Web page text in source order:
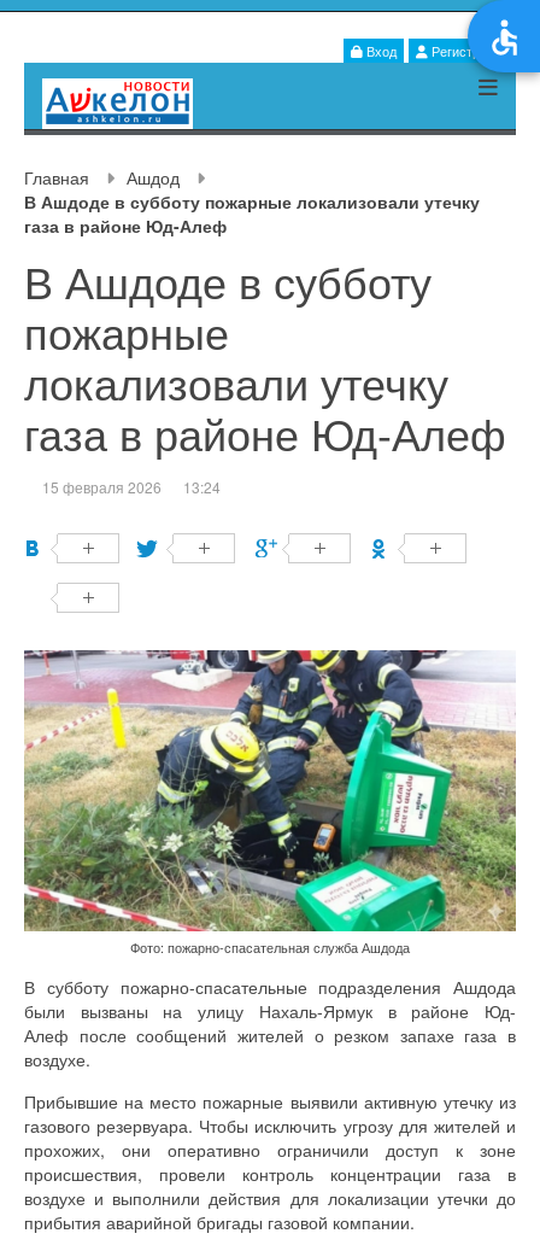
Вход Регистрация
Главная
Ашдод
В Ашдоде в субботу пожарные локализовали утечку
газа в районе Юд-Алеф
В Ашдоде в субботу
пожарные
локализовали утечку
газа в районе Юд-Алеф
15 февраля 2026 13:24
Фото: пожарно-спасательная служба Ашдода
В субботу пожарно-спасательные подразделения Ашдода
были вызваны на улицу Нахаль-Ярмук в районе Юд-
Алеф после сообщений жителей о резком запахе газа в
воздухе.
Прибывшие на место пожарные выявили активную утечку из
газового резервуара. Чтобы исключить угрозу для жителей и
прохожих, они оперативно ограничили доступ к зоне
происшествия, провели контроль концентрации газа в
воздухе и выполнили действия для локализации утечки до
прибытия аварийной бригады газовой компании.